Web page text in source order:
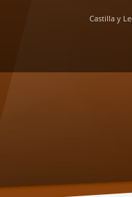
Castilla y